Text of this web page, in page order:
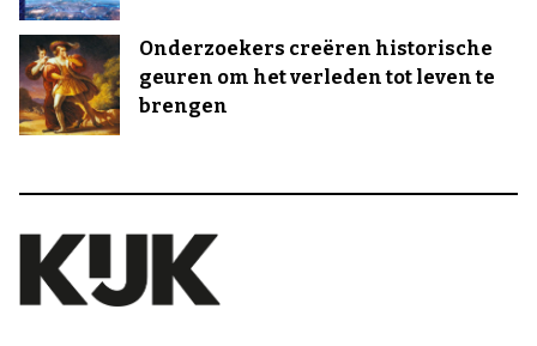
Onderzoekers creëren historische
geuren om het verleden tot leven te
brengen